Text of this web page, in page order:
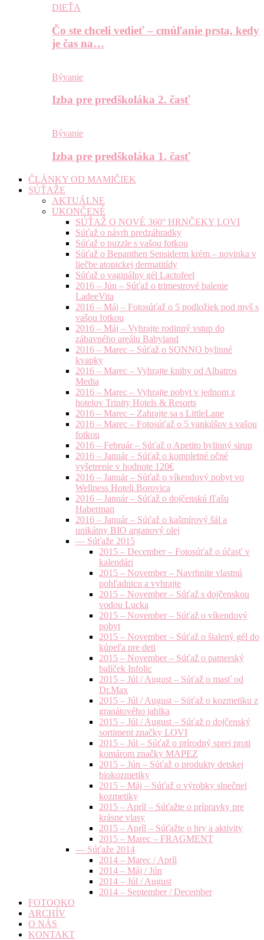
DIEŤA
Čo ste chceli vedieť – cmúľanie prsta, kedy
je čas na…
Bývanie
Izba pre predškoláka 2. časť
Bývanie
Izba pre predškoláka 1. časť
ČLÁNKY OD MAMIČIEK
SÚŤAŽE
AKTUÁLNE
UKONČENÉ
SÚŤAŽ O NOVÉ 360° HRNČEKY LOVI
Súťaž o návrh predzáhradky
Súťaž o puzzle s vašou fotkou
Súťaž o Bepanthen Sensiderm krém – novinka v
liečbe atopickej dermatitídy
Súťaž o vaginálny gél Lactofeel
2016 – Jún – Súťaž o trimestrové balenie
LadeeVita
2016 – Máj – Fotosúťaž o 5 podložiek pod myš s
vašou fotkou
2016 – Máj – Vyhrajte rodinný vstup do
zábavného areálu Babyland
2016 – Marec – Súťaž o SONNO bylinné
kvapky
2016 – Marec – Vyhrajte knihy od Albatros
Media
2016 – Marec – Vyhrajte pobyt v jednom z
hotelov Trinity Hotels & Resorts
2016 – Marec – Zahrajte sa s LittleLane
2016 – Marec – Fotosúťaž o 5 vankúšov s vašou
fotkou
2016 – Február – Súťaž o Apetito bylinný sirup
2016 – Január – Súťaž o kompletné očné
vyšetrenie v hodnote 120€
2016 – Január – Súťaž o víkendový pobyt vo
Wellness Hoteli Borovica
2016 – Január – Súťaž o dojčenskú fľašu
Haberman
2016 – Január – Súťaž o kašmírový šál a
unikátny BIO arganový olej
— Súťaže 2015
2015 – December – Fotosúťaž o účasť v
kalendári
2015 – November – Navrhnite vlastnú
pohľadnicu a vyhrajte
2015 – November – Súťaž s dojčenskou
vodou Lucka
2015 – November – Súťaž o víkendový
pobyt
2015 – November – Súťaž o šialený gél do
kúpeľa pre deti
2015 – November – Súťaž o patnerský
balíček Infolic
2015 – Júl / August – Súťaž o masť od
Dr.Max
2015 – Júl / August – Súťaž o kozmetiku z
granátového jablka
2015 – Júl / August – Súťaž o dojčenský
sortiment značky LOVI
2015 – Júl – Súťaž o prírodný sprej proti
komárom značky MAPEZ
2015 – Jún – Súťaž o produkty detskej
biokozmetiky
2015 – Máj – Súťaž o výrobky slnečnej
kozmetiky
2015 – Apríl – Súťažte o prípravky pre
krásne vlasy
2015 – Apríl – Súťažte o hry a aktivity
2015 – Marec – FRAGMENT
— Súťaže 2014
2014 – Marec / Apríl
2014 – Máj / Jún
2014 – Júl / August
2014 – September / December
FOTOOKO
ARCHÍV
O NÁS
KONTAKT